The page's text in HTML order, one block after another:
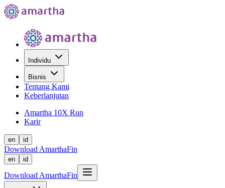
Individu
Bisnis
Tentang Kami
Keberlanjutan
Amartha 10X Run
Karir
en id
Download AmarthaFin
en id
Download AmarthaFin